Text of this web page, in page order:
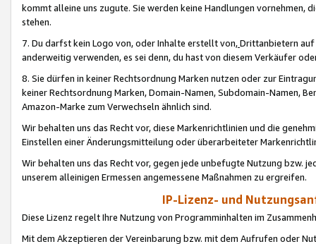
kommt alleine uns zugute. Sie werden keine Handlungen vornehmen,
stehen.
7. Du darfst kein Logo von, oder Inhalte erstellt von,Drittanbietern auf
anderweitig verwenden, es sei denn, du hast von diesem Verkäufer
8. Sie dürfen in keiner Rechtsordnung Marken nutzen oder zur
keiner Rechtsordnung Marken, Domain-Namen, Subdomain-Namen,
Amazon-Marke zum Verwechseln ähnlich sind.
Wir behalten uns das Recht vor, diese Markenrichtlinien und die
Einstellen einer Änderungsmitteilung oder überarbeiteter
Wir behalten uns das Recht vor, gegen jede unbefugte Nutzung bzw.
unserem alleinigen Ermessen angemessene Maßnahmen zu ergreifen.
IP-Lizenz- und
Diese Lizenz regelt Ihre Nutzung von Programminhalten im
Mit dem Akzeptieren der Vereinbarung bzw. mit dem Aufrufen oder